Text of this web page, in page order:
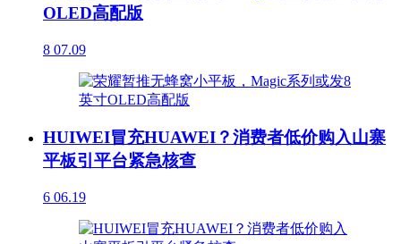
OLED高配版
8 07.09
HUIWEI冒充HUAWEI？消费者低价购入山寨
平板引平台紧急核查
6 06.19